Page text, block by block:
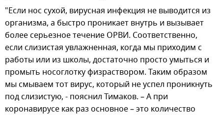
"Если нос сухой, вирусная инфекция не выводится из
организма, а быстро проникает внутрь и вызывает
более серьезное течение ОРВИ. Соответственно,
если слизистая увлажненная, когда мы приходим с
работы или из школы, достаточно просто умыться и
промыть носоглотку физраствором. Таким образом
мы смываем тот вирус, который не успел проникнуть
под слизистую, - пояснил Тимаков. – А при
коронавирусе как раз основное – это количество